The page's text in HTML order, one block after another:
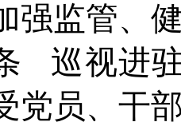
强监管、
巡视进
党员、干